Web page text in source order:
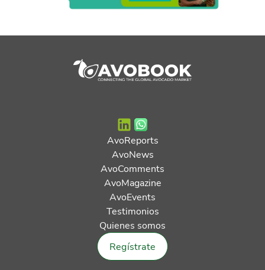
AvoReports
AvoNews
AvoComments
AvoMagazine
AvoEvents
Testimonios
Quienes somos
Regístrate